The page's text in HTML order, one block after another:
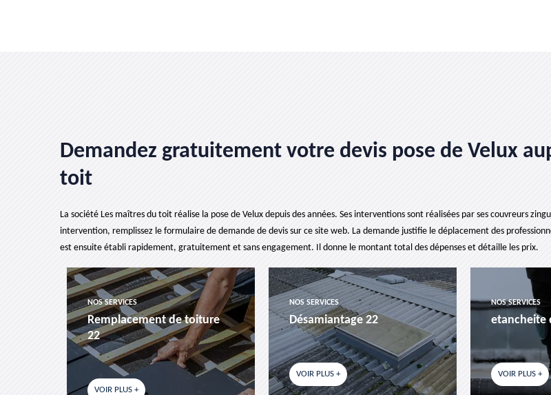
Demandez gratuitement votre devis pose de Velux
toit
La société Les maîtres du toit réalise la pose de Velux depuis des années. Ses interventions sont réalisées par ses couvreurs
intervention, remplissez le formulaire de demande de devis sur ce site web. La demande justifie le déplacement des
est ensuite établi rapidement, gratuitement et sans engagement. Il donne le montant total des dépenses et détaille les prix.
NOS SERVICES
Remplacement de toiture
22
VOIR PLUS +
NOS SERVICES
Désamiantage 22
VOIR PLUS +
NOS SERVICES
etancheite
VOIR PLUS +